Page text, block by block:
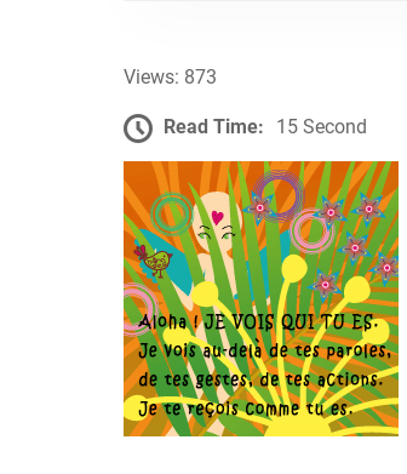
Views: 873
Read Time: 15 Second